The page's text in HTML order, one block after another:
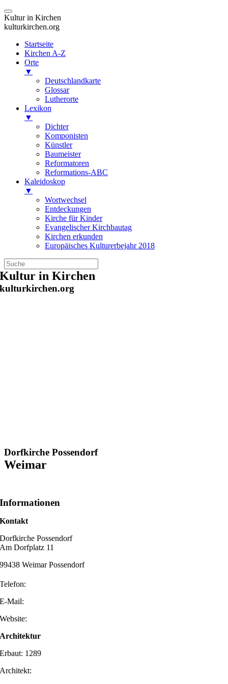
Kultur in Kirchen
kulturkirchen.org
Startseite
Kirchen A-Z
Orte
▼
Deutschlandkarte
Glossar
Lutherorte
Lexikon
▼
Dichter
Komponisten
Künstler
Baumeister
Reformatoren
Reformations-ABC
Kaleidoskop
▼
Wortwechsel
Entdeckungen
Kirche für Kinder
Evangelischer Kirchbautag
Kirchen erkunden
Europäisches Kulturerbejahr 2018
Zum
Inhalt
springen
Kultur in Kirchen
kulturkirchen.org
Dorfkirche Possendorf
Weimar
Informationen
Kontakt
Dorfkirche Possendorf
Am Dorfplatz 11
99438 Weimar Possendorf
Telefon:
E-Mail:
Website:
Architektur
Erbaut: 1289
Architekt: